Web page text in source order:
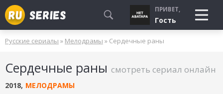
СМОТРЮ
БУДУ СМОТРЕТЬ
УЖЕ СМОТРЕЛ
ПРИВЕТ,
Гость
Русские сериалы » Мелодрамы » Сердечные раны
Сердечные раны смотреть сериал онлайн
2018, МЕЛОДРАМЫ